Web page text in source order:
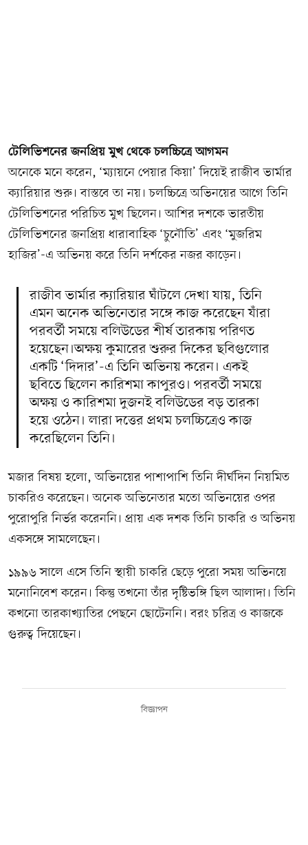
টেলিভিশনের জনপ্রিয় মুখ থেকে চলচ্চিত্রে আগমন
অনেকে মনে করেন, ‘ম্যায়নে পেয়ার কিয়া’ দিয়েই রাজীব ভার্মার
ক্যারিয়ার শুরু। বাস্তবে তা নয়। চলচ্চিত্রে অভিনয়ের আগে তিনি
টেলিভিশনের পরিচিত মুখ ছিলেন। আশির দশকে ভারতীয়
টেলিভিশনের জনপ্রিয় ধারাবাহিক ‘চুনৌতি’ এবং ‘মুজরিম
হাজির’-এ অভিনয় করে তিনি দর্শকের নজর কাড়েন।
রাজীব ভার্মার ক্যারিয়ার ঘাঁটলে দেখা যায়, তিনি
এমন অনেক অভিনেতার সঙ্গে কাজ করেছেন যাঁরা
পরবর্তী সময়ে বলিউডের শীর্ষ তারকায় পরিণত
হয়েছেন।অক্ষয় কুমারের শুরুর দিকের ছবিগুলোর
একটি ‘দিদার’-এ তিনি অভিনয় করেন। একই
ছবিতে ছিলেন কারিশমা কাপুরও। পরবর্তী সময়ে
অক্ষয় ও কারিশমা দুজনই বলিউডের বড় তারকা
হয়ে ওঠেন। লারা দত্তের প্রথম চলচ্চিত্রেও কাজ
করেছিলেন তিনি।
মজার বিষয় হলো, অভিনয়ের পাশাপাশি তিনি দীর্ঘদিন নিয়মিত
চাকরিও করেছেন। অনেক অভিনেতার মতো অভিনয়ের ওপর
পুরোপুরি নির্ভর করেননি। প্রায় এক দশক তিনি চাকরি ও অভিনয়
একসঙ্গে সামলেছেন।
১৯৯৬ সালে এসে তিনি স্থায়ী চাকরি ছেড়ে পুরো সময় অভিনয়ে
মনোনিবেশ করেন। কিন্তু তখনো তাঁর দৃষ্টিভঙ্গি ছিল আলাদা। তিনি
কখনো তারকাখ্যাতির পেছনে ছোটেননি। বরং চরিত্র ও কাজকে
গুরুত্ব দিয়েছেন।
বিজ্ঞাপন